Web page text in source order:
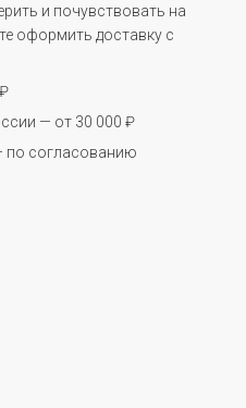
и почувствовать на
оформить доставку с
— от 30 000 ₽
по согласованию